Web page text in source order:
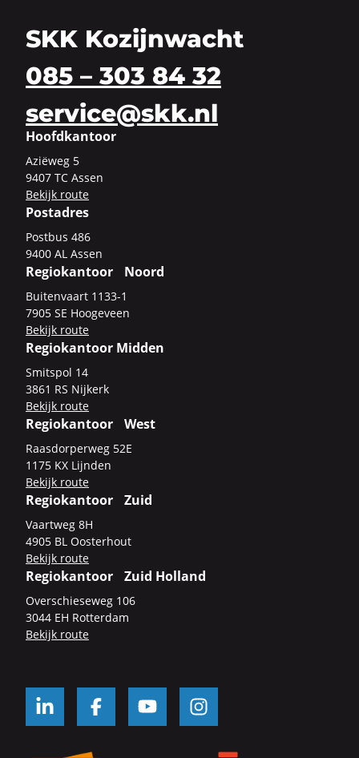
SKK Kozijnwacht
085 – 303 84 32
service@skk.nl
Hoofdkantoor
Azi­ë­weg 5
9407 TC Assen
Be­kijk route
Postadres
Post­bus 486
9400 AL Assen
Regiokantoor Noord
Bui­ten­vaart 1133-​1
7905 SE Hoo­ge­veen
Be­kijk route
Regiokantoor Midden
Smits­pol 14
3861 RS Nij­kerk
Be­kijk route
Regiokantoor West
Raas­dor­per­weg 52E
1175 KX Lijn­den
Be­kijk route
Regiokantoor Zuid
Vaart­weg 8H
4905 BL Oos­ter­hout
Be­kijk route
Regiokantoor Zuid Holland
Over­schie­se­weg 106
3044 EH Rot­ter­dam
Be­kijk route